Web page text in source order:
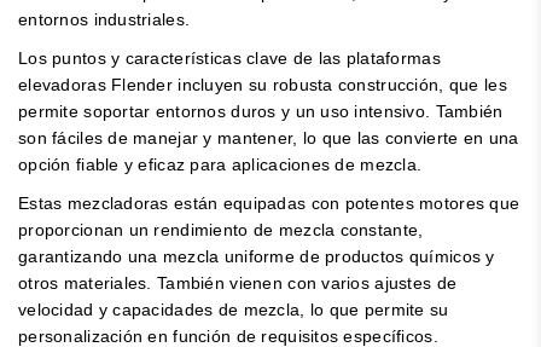
entornos industriales.
Los puntos y características clave de las plataformas
elevadoras Flender incluyen su robusta construcción, que les
permite soportar entornos duros y un uso intensivo. También
son fáciles de manejar y mantener, lo que las convierte en una
opción fiable y eficaz para aplicaciones de mezcla.
Estas mezcladoras están equipadas con potentes motores que
proporcionan un rendimiento de mezcla constante,
garantizando una mezcla uniforme de productos químicos y
otros materiales. También vienen con varios ajustes de
velocidad y capacidades de mezcla, lo que permite su
personalización en función de requisitos específicos.